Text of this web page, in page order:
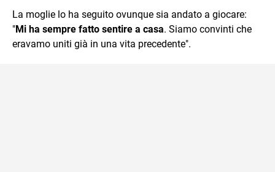
La moglie lo ha seguito ovunque sia andato a giocare:
"Mi ha sempre fatto sentire a casa. Siamo convinti che
eravamo uniti già in una vita precedente".